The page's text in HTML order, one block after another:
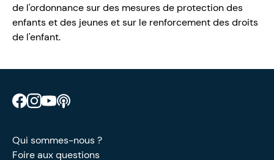
de l'ordonnance sur des mesures de protection des
enfants et des jeunes et sur le renforcement des droits
de l'enfant.
Retrouve CIAO sur Facebook
Retrouve CIAO sur Instagram
Retrouve CIAO sur YouTube
Qui sommes-nous ?
Foire aux questions